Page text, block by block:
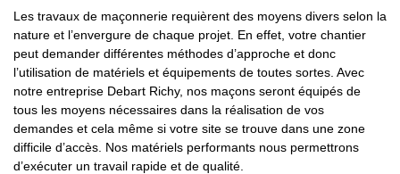
Les travaux de maçonnerie requièrent des moyens divers selon la
nature et l’envergure de chaque projet. En effet, votre chantier
peut demander différentes méthodes d’approche et donc
l’utilisation de matériels et équipements de toutes sortes. Avec
notre entreprise Debart Richy, nos maçons seront équipés de
tous les moyens nécessaires dans la réalisation de vos
demandes et cela même si votre site se trouve dans une zone
difficile d’accès. Nos matériels performants nous permettrons
d’exécuter un travail rapide et de qualité.